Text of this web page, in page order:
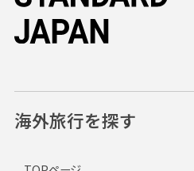
海外旅行を探す